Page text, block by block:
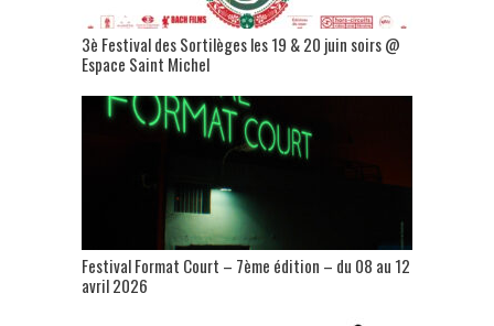
3è Festival des Sortilèges les 19 & 20 juin soirs @
Espace Saint Michel
Festival Format Court – 7ème édition – du 08 au 12
avril 2026